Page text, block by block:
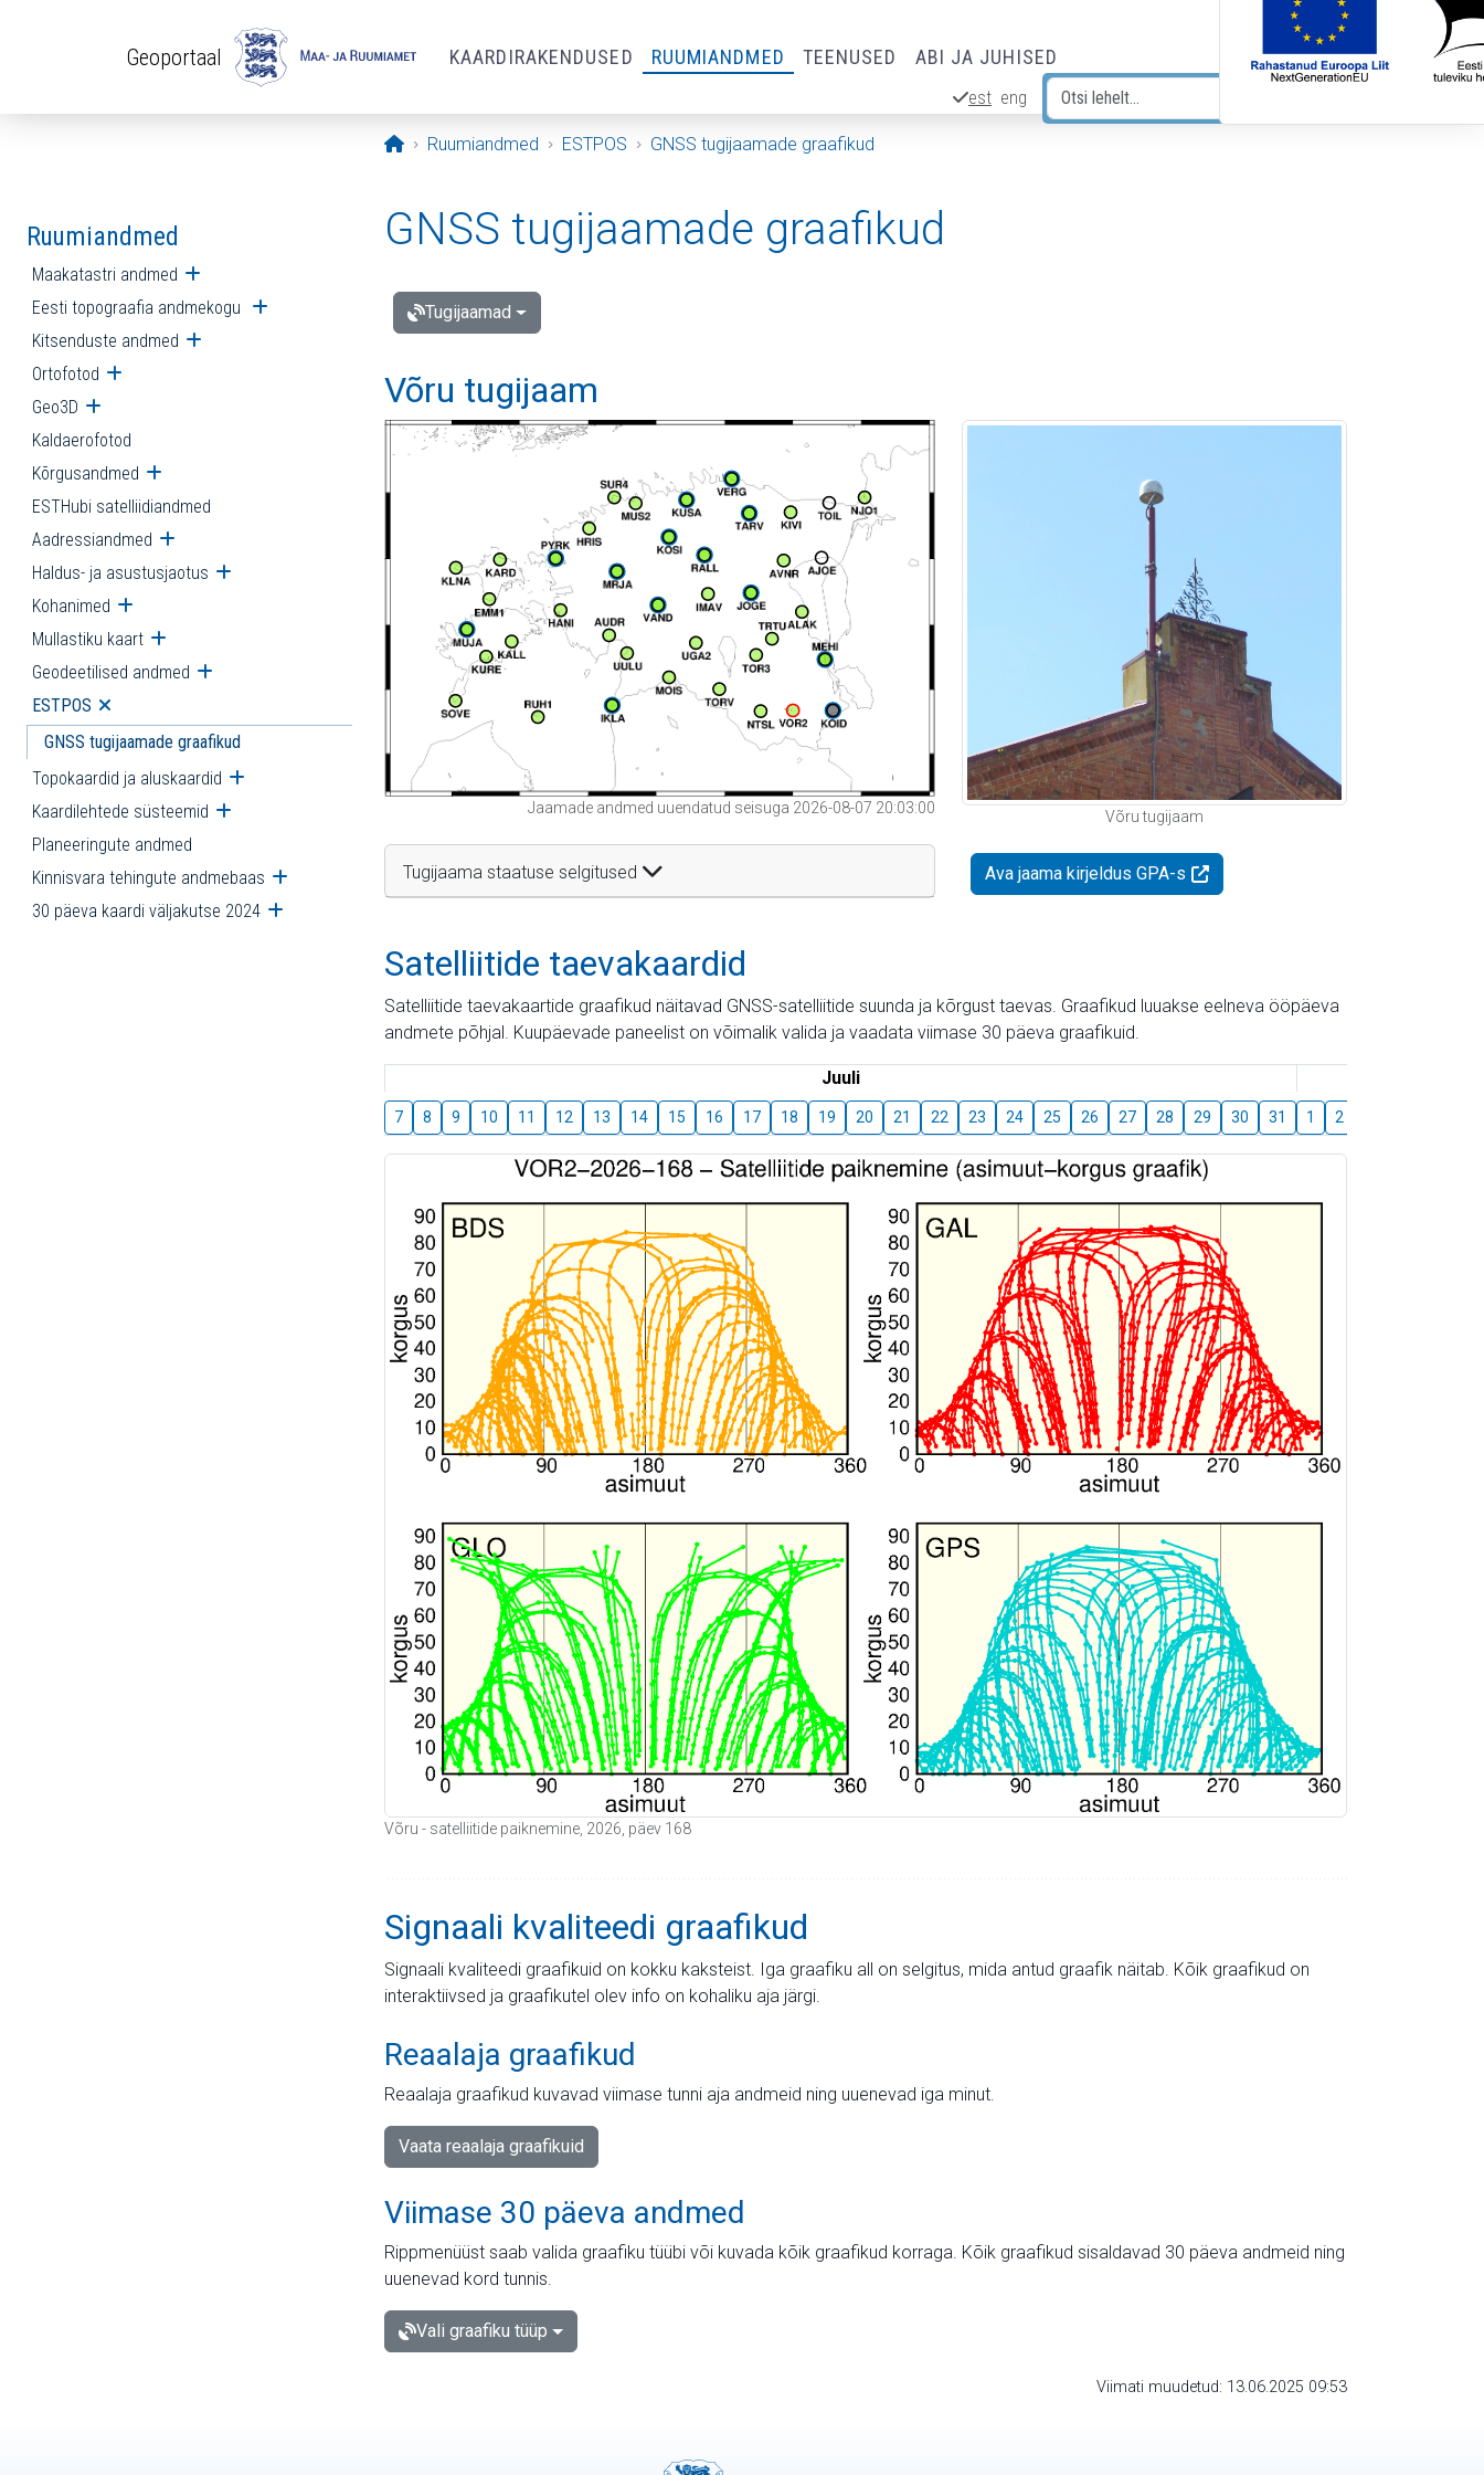
Geoportaal KAARDIRAKENDUSED RUUMIANDMED TEENUSED ABI JA JUHISED
est eng
Avaleht
Ruumiandmed ESTPOS GNSS tugijaamade graafikud
Ruumiandmed
Maakatastri andmed Ava alammenüü
Eesti topograafia andmekogu Ava alammenüü
Kitsenduste andmed Ava alammenüü
Ortofotod Ava alammenüü
Geo3D Ava alammenüü
Kaldaerofotod
Kõrgusandmed Ava alammenüü
ESTHubi satelliidiandmed
Aadressiandmed Ava alammenüü
Haldus- ja asustusjaotus Ava alammenüü
Kohanimed Ava alammenüü
Mullastiku kaart Ava alammenüü
Geodeetilised andmed Ava alammenüü
ESTPOS Ava alammenüü
GNSS tugijaamade graafikud
Topokaardid ja aluskaardid Ava alammenüü
Kaardilehtede süsteemid Ava alammenüü
Planeeringute andmed
Kinnisvara tehingute andmebaas Ava alammenüü
30 päeva kaardi väljakutse 2024 Ava alammenüü
GNSS tugijaamade graafikud
Tugijaamad
Võru tugijaam
Jaamade andmed uuendatud seisuga 2026-08-07 20:03:00
Tugijaama staatuse selgitused
Võru tugijaam
Ava jaama kirjeldus GPA-s
Satelliitide taevakaardid
Satelliitide taevakaartide graafikud näitavad GNSS-satelliitide suunda ja kõrgust taevas. Graafikud luuakse eelneva ööpäeva
andmete põhjal. Kuupäevade paneelist on võimalik valida ja vaadata viimase 30 päeva graafikuid.
Juuli
7 8 9 10 11 12 13 14 15 16 17 18 19 20 21 22 23 24 25 26 27 28 29 30 31 1 2
Võru - satelliitide paiknemine, 2026, päev 168
Signaali kvaliteedi graafikud
Signaali kvaliteedi graafikuid on kokku kaksteist. Iga graafiku all on selgitus, mida antud graafik näitab. Kõik graafikud on
interaktiivsed ja graafikutel olev info on kohaliku aja järgi.
Reaalaja graafikud
Reaalaja graafikud kuvavad viimase tunni aja andmeid ning uuenevad iga minut.
Vaata reaalaja graafikuid
Viimase 30 päeva andmed
Rippmenüüst saab valida graafiku tüübi või kuvada kõik graafikud korraga. Kõik graafikud sisaldavad 30 päeva andmeid ning
uuenevad kord tunnis.
Vali graafiku tüüp
Viimati muudetud: 13.06.2025 09:53